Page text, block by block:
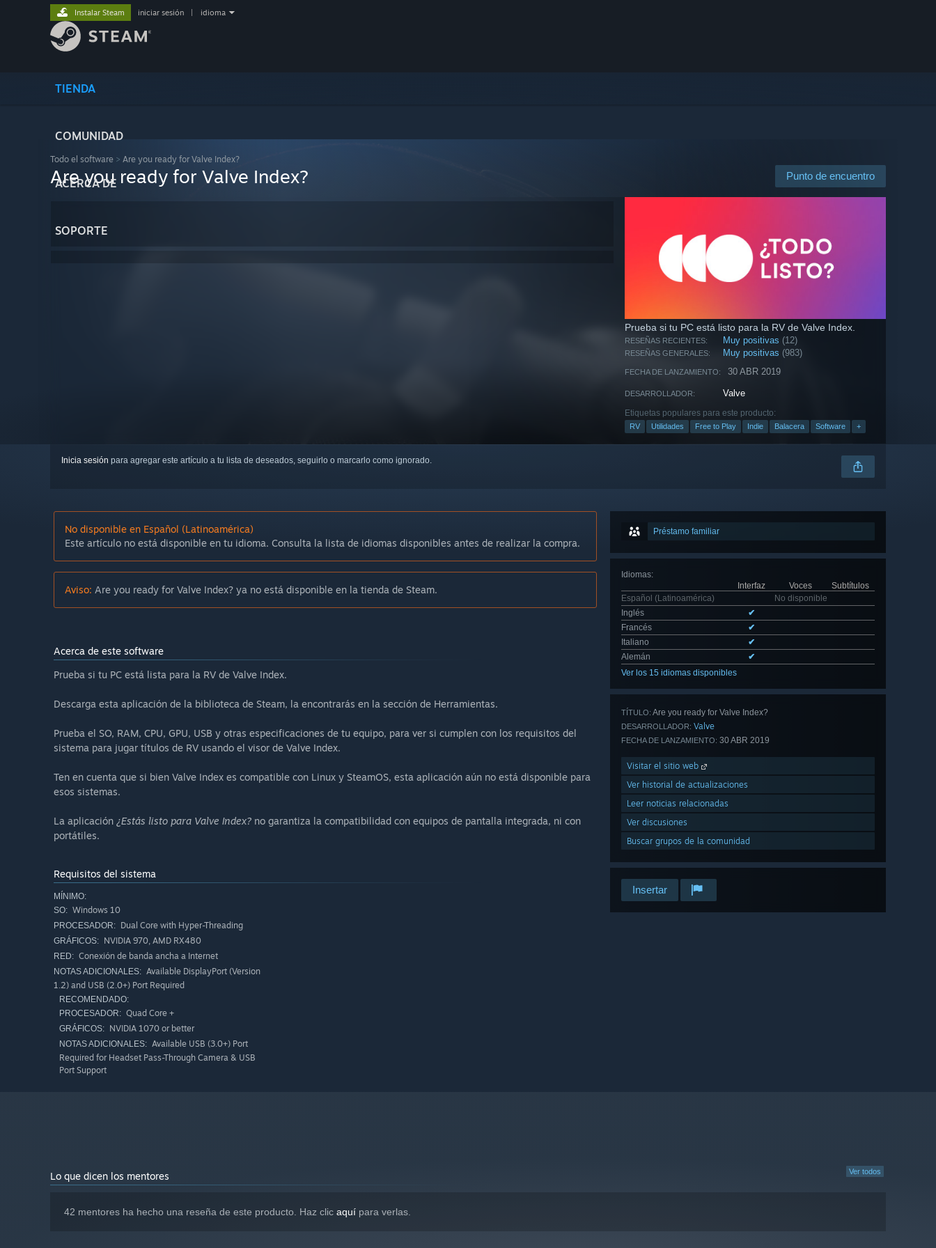
TIENDA
COMUNIDAD
ACERCA DE
SOPORTE
Instalar Steam iniciar sesión idioma
Todo el software > Are you ready for Valve Index?
Punto de encuentro
Are you ready for Valve Index?
Prueba si tu PC está listo para la RV de Valve Index.
RESEÑAS RECIENTES: Muy positivas (12)
RESEÑAS GENERALES: Muy positivas (983)
FECHA DE LANZAMIENTO: 30 ABR 2019
DESARROLLADOR: Valve
Etiquetas populares para este producto:
RV Utilidades Free to Play Indie Balacera Software +
Inicia sesión para agregar este artículo a tu lista de deseados, seguirlo o marcarlo como ignorado.
Préstamo familiar
Idiomas:
Interfaz
Voces
Subtítulos
Español (Latinoamérica)
No disponible
Inglés
✔
Francés
✔
Italiano
✔
Alemán
✔
Ver los 15 idiomas disponibles
TÍTULO: Are you ready for Valve Index?
DESARROLLADOR: Valve
FECHA DE LANZAMIENTO: 30 ABR 2019
Visitar el sitio web
Ver historial de actualizaciones
Leer noticias relacionadas
Ver discusiones
Buscar grupos de la comunidad
Insertar
No disponible en Español (Latinoamérica)
Este artículo no está disponible en tu idioma. Consulta la lista de idiomas disponibles antes de realizar la compra.
Aviso: Are you ready for Valve Index? ya no está disponible en la tienda de Steam.
Acerca de este software
Prueba si tu PC está lista para la RV de Valve Index.
Descarga esta aplicación de la biblioteca de Steam, la encontrarás en la sección de Herramientas.
Prueba el SO, RAM, CPU, GPU, USB y otras especificaciones de tu equipo, para ver si cumplen con los requisitos del
sistema para jugar títulos de RV usando el visor de Valve Index.
Ten en cuenta que si bien Valve Index es compatible con Linux y SteamOS, esta aplicación aún no está disponible para
esos sistemas.
La aplicación ¿Estás listo para Valve Index? no garantiza la compatibilidad con equipos de pantalla integrada, ni con
portátiles.
Requisitos del sistema
MÍNIMO:
SO: Windows 10
PROCESADOR: Dual Core with Hyper-Threading
GRÁFICOS: NVIDIA 970, AMD RX480
RED: Conexión de banda ancha a Internet
NOTAS ADICIONALES: Available DisplayPort (Version
1.2) and USB (2.0+) Port Required
RECOMENDADO:
PROCESADOR: Quad Core +
GRÁFICOS: NVIDIA 1070 or better
NOTAS ADICIONALES: Available USB (3.0+) Port
Required for Headset Pass-Through Camera & USB
Port Support
Ver todos
Lo que dicen los mentores
42 mentores ha hecho una reseña de este producto. Haz clic aquí para verlas.